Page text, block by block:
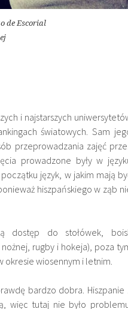
de Escorial
i najstarszych
światowych. Sam
przeprowadzania zajęć
prowadzone były w
język, w jakim mają
hiszpańskiego w ząb
dostęp do stołówek,
rugby i hokeja), poza
okresie wiosennym i letnim.
bardzo dobra. Hiszpanie
więc tutaj nie było